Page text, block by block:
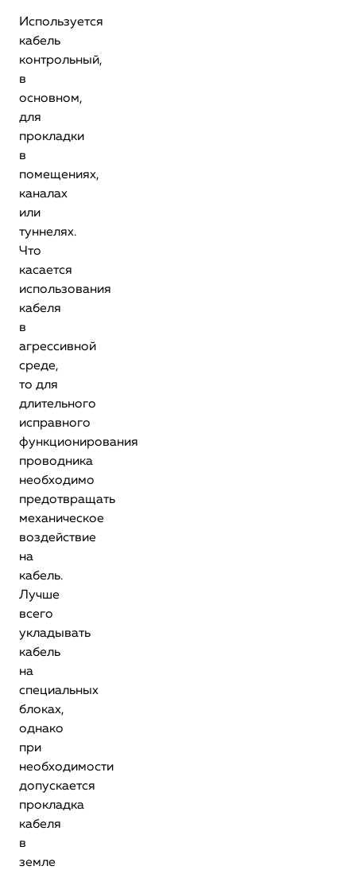
Используется
кабель
контрольный,
в
основном,
для
прокладки
в
помещениях,
каналах
или
туннелях.
Что
касается
использования
кабеля
в
агрессивной
среде,
то для
длительного
исправного
функционирования
проводника
необходимо
предотвращать
механическое
воздействие
на
кабель.
Лучше
всего
укладывать
кабель
на
специальных
блоках,
однако
при
необходимости
допускается
прокладка
кабеля
в
земле